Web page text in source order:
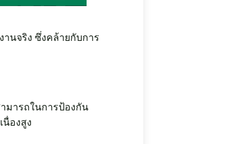
านจริง ซึ่งคล้ายกับการ
มารถในการป้องกัน
นื่องสูง